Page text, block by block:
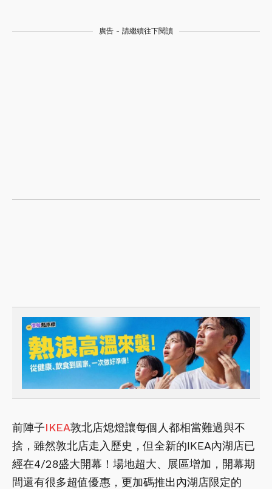
廣告 - 請繼續往下閱讀
前陣子IKEA敦北店熄燈讓每個人都相當難過與不
捨，雖然敦北店走入歷史，但全新的IKEA內湖店已
經在4/28盛大開幕！場地超大、展區增加，開幕期
間還有很多超值優惠，更加碼推出內湖店限定的